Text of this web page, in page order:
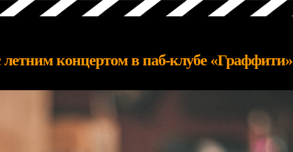
концертом в паб-клубе «Граффити»